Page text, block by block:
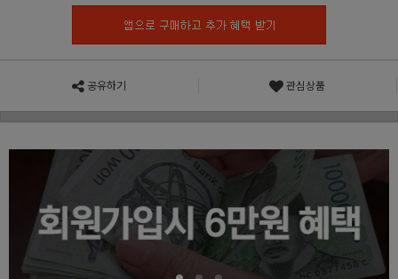
공유하기 관심상품